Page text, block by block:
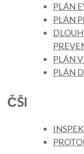
PLÁN
PLÁN
PLÁN
PLÁN
ČŠI